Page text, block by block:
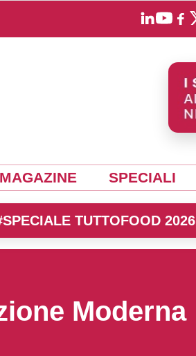
SPECIALI
TUTTOFOOD 2026
Moderna